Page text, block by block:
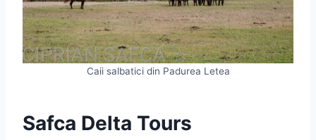
Caii salbatici din Padurea Letea
Safca Delta Tours